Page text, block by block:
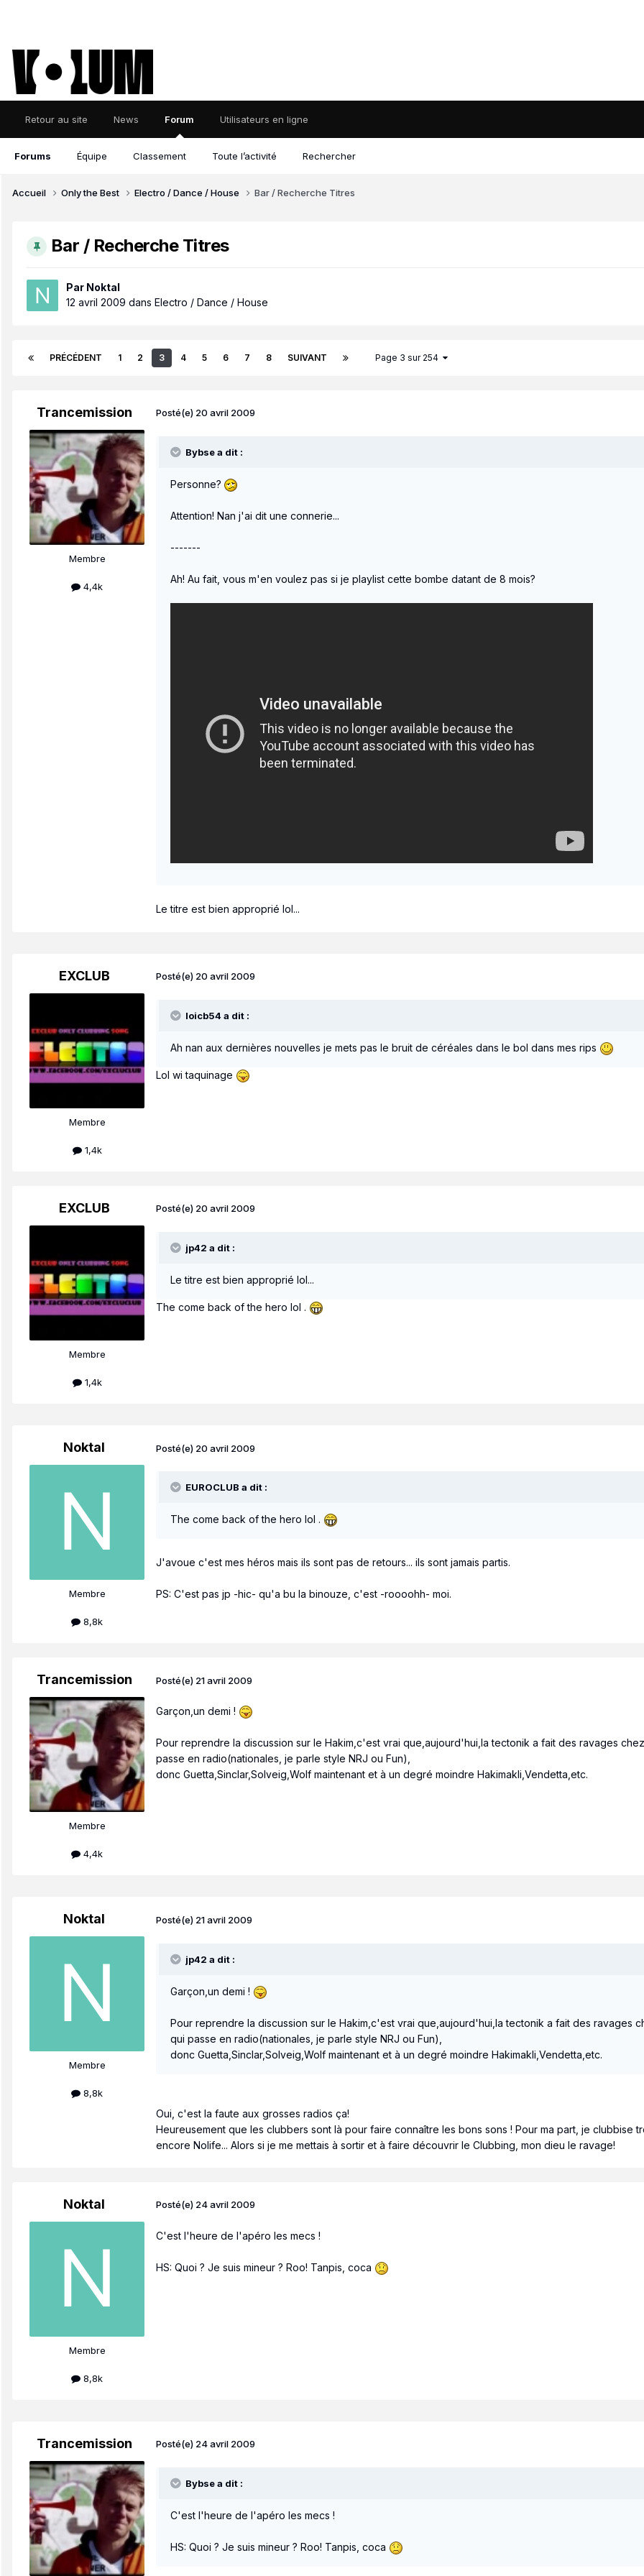
Retour au site News Forum
Forums Équipe Classement Toute l’activité Rechercher
Utilisateurs en ligne
Accueil Only the Best Electro / Dance / House Bar / Recherche Titres
Bar / Recherche Titres
Par Noktal
12 avril 2009 dans Electro / Dance / House
PRÉCÉDENT 1 2 3 4 5 6 7 8 SUIVANT Page 3 sur 254
Trancemission
Membre
4,4k
Posté(e) 20 avril 2009
Bybse a dit :
Personne?
Attention! Nan j'ai dit une connerie...
-------
Ah! Au fait, vous m'en voulez pas si je playlist cette bombe datant de 8 mois?
Le titre est bien approprié lol...
EXCLUB
Membre
1,4k
Posté(e) 20 avril 2009
loicb54 a dit :
Ah nan aux dernières nouvelles je mets pas le bruit de céréales dans le bol dans mes rips
Lol wi taquinage
EXCLUB
Membre
1,4k
Posté(e) 20 avril 2009
jp42 a dit :
Le titre est bien approprié lol...
The come back of the hero lol .
Noktal
Membre
8,8k
Posté(e) 20 avril 2009
EUROCLUB a dit :
The come back of the hero lol .
J'avoue c'est mes héros mais ils sont pas de retours... ils sont jamais partis.
PS: C'est pas jp -hic- qu'a bu la binouze, c'est -roooohh- moi.
Trancemission
Membre
4,4k
Posté(e) 21 avril 2009
Garçon,un demi !
Pour reprendre la discussion sur le Hakim,c'est vrai que,aujourd'hui,la tectonik a fait des ravages
passe en radio(nationales, je parle style NRJ ou Fun),
donc Guetta,Sinclar,Solveig,Wolf maintenant et à un degré moindre Hakimakli,Vendetta,etc.
Noktal
Membre
8,8k
Posté(e) 21 avril 2009
jp42 a dit :
Garçon,un demi !
Pour reprendre la discussion sur le Hakim,c'est vrai que,aujourd'hui,la tectonik a fait des ravages
qui passe en radio(nationales, je parle style NRJ ou Fun),
donc Guetta,Sinclar,Solveig,Wolf maintenant et à un degré moindre Hakimakli,Vendetta,etc.
Oui, c'est la faute aux grosses radios ça!
Heureusement que les clubbers sont là pour faire connaître les bons sons ! Pour ma part, je clubbise
encore Nolife... Alors si je me mettais à sortir et à faire découvrir le Clubbing, mon dieu le ravage!
Noktal
Membre
8,8k
Posté(e) 24 avril 2009
C'est l'heure de l'apéro les mecs !
HS: Quoi ? Je suis mineur ? Roo! Tanpis, coca
Trancemission Posté(e) 24 avril 2009
Bybse a dit :
C'est l'heure de l'apéro les mecs !
HS: Quoi ? Je suis mineur ? Roo! Tanpis, coca